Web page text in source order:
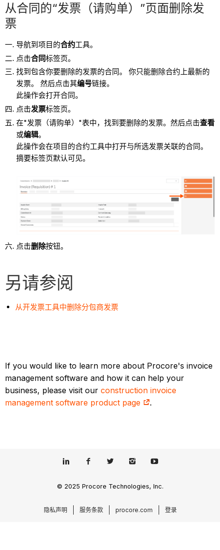
从合同的“发票（请购单）”页面删除发
票
导航到项目的合约工具。
点击合同标签页。
找到包含你要删除的发票的合同。 你只能删除合约上最新的
发票。 然后点击其编号链接。
此操作会打开合同。
点击发票标签页。
在"发票（请购单）"表中，找到要删除的发票。然后点击查看
或编辑。
此操作会在项目的合约工具中打开与所选发票关联的合同。
摘要标签页默认可见。
点击删除按钮。
另请参阅
从开发票工具中删除分包商发票
If you would like to learn more about Procore's invoice
management software and how it can help your
business, please visit ourconstruction invoice
management software product page
.
© 2025 Procore Technologies, Inc.
隐私声明 服务条款 procore.com 登录